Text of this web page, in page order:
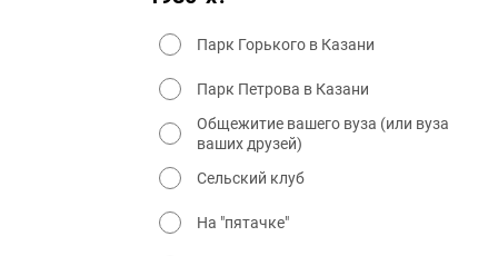
Парк Горького в Казани
Парк Петрова в Казани
Общежитие вашего вуза (или вуза
ваших друзей)
Сельский клуб
На "пятачке"